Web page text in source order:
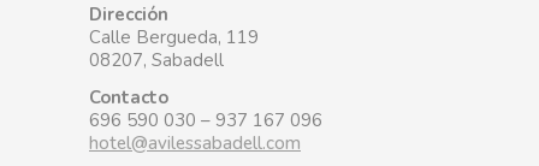
Dirección
Calle Bergueda, 119
08207, Sabadell
Contacto
696 590 030 – 937 167 096
hotel@avilessabadell.com